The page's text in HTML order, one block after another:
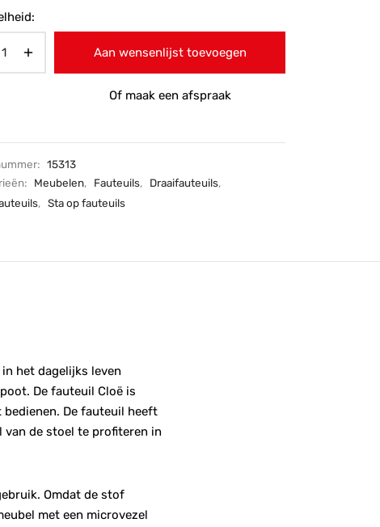
Aan wensenlijst toevoegen
Of maak een afspraak
15313
Meubelen, Fauteuils, Draaifauteuils,
, Sta op fauteuils
het dagelijks leven
De fauteuil Cloë is
De fauteuil heeft
de stoel te profiteren in
Omdat de stof
met een microvezel